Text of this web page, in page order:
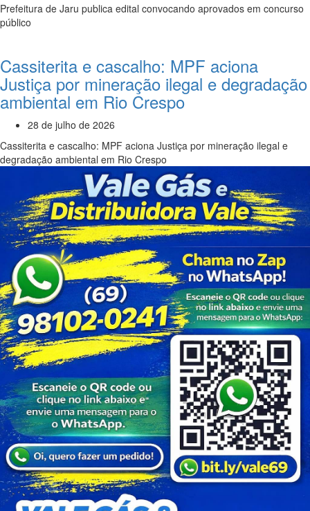
Prefeitura de Jaru publica edital convocando aprovados em concurso
público
Cassiterita e cascalho: MPF aciona
Justiça por mineração ilegal e degradação
ambiental em Rio Crespo
28 de julho de 2026
Cassiterita e cascalho: MPF aciona Justiça por mineração ilegal e
degradação ambiental em Rio Crespo